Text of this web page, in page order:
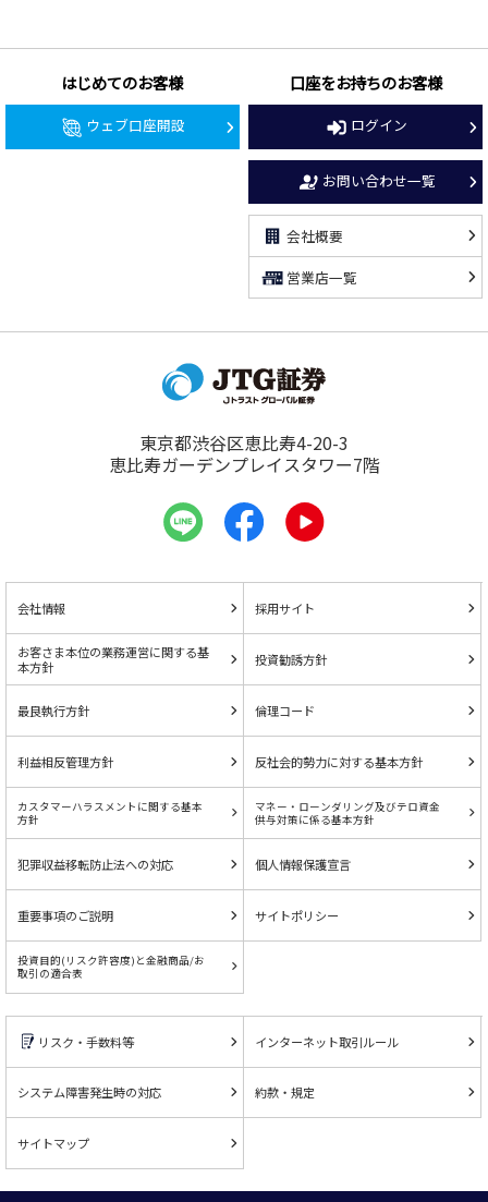
はじめてのお客様
ウェブ口座開設
口座をお持ちのお客様
ログイン
お問い合わせ一覧
会社概要
営業店一覧
東京都渋谷区恵比寿4-20-3
恵比寿ガーデンプレイスタワー7階
会社情報 採用サイト
お客さま本位の業務運営に関する基
本方針
投資勧誘方針
最良執行方針 倫理コード
利益相反管理方針 反社会的勢力に対する基本方針
カスタマーハラスメントに関する基本
方針
マネー・ローンダリング及びテロ資金
供与対策に係る基本方針
犯罪収益移転防止法への対応 個人情報保護宣言
重要事項のご説明 サイトポリシー
投資目的(リスク許容度)と金融商品/お
取引の適合表
リスク・手数料等 インターネット取引ルール
システム障害発生時の対応 約款・規定
サイトマップ